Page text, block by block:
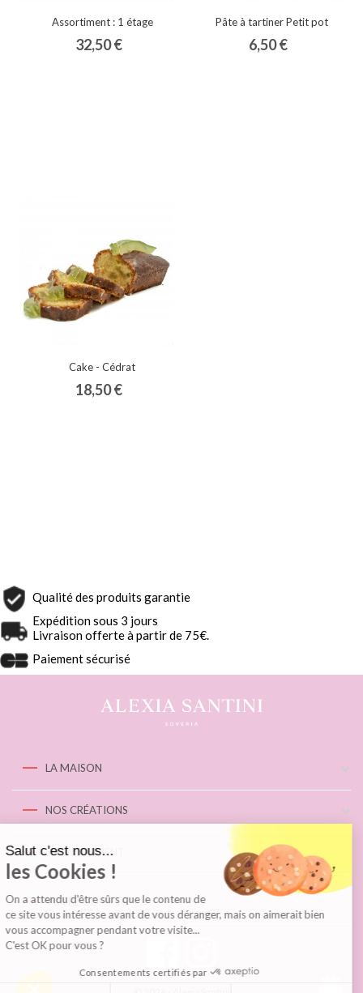
Assortiment : 1 étage
32,50 €
Pâte à tartiner Petit pot
6,50 €
Cake - Cédrat
18,50 €
Qualité des produits garantie
Expédition sous 3 jours
Livraison offerte à partir de 75€.
Paiement sécurisé
LA MAISON
NOS CRÉATIONS
SERVICE CLIENT
VOTRE COMPTE
Salut c'est nous...
les Cookies !
On a attendu d'être sûrs que le contenu de
ce site vous intéresse avant de vous déranger, mais on aimerait bien
vous accompagner pendant votre visite...
C'est OK pour vous ?
Consentements certifiés par